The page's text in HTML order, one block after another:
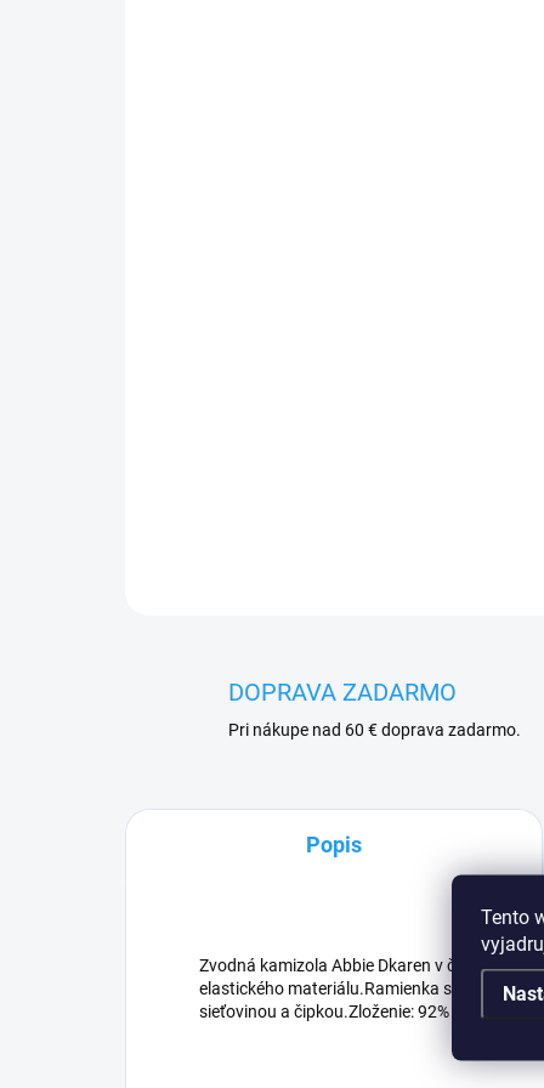
Tento
DOPRAVA ZADARMO
Pri nákupe nad 60 € doprava zadarmo.
Popis
Zvodná kamizola Abbie Dkaren v čiernej
elastického materiálu.Ramienka sú zo
sieťovinou a čipkou.Zloženie: 92% viskóza,